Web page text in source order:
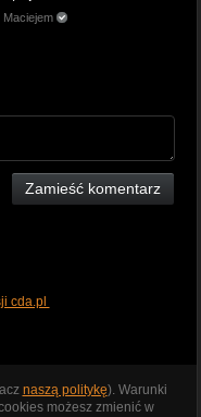
Maciejem
Zamieść komentarz
cda.pl
naszą politykę). Warunki
możesz zmienić w